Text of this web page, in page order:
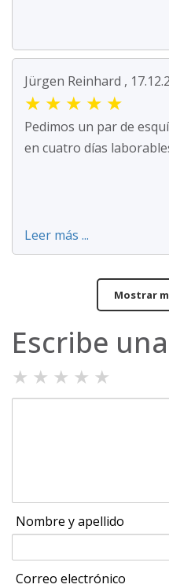
Jürgen Reinhard ,
★ ★ ★ ★ ★
Pedimos un par de
en cuatro días
Leer más ...
Mostrar
Escribe
★ ★ ★ ★ ★
Nombre y apellido
Correo electrónico